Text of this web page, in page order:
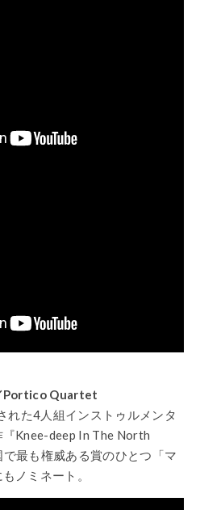
Portico Quartet
れた4人組インストゥルメンタ
Knee-deep In The North
最も権威ある賞のひとつ「マ
ノミネート。